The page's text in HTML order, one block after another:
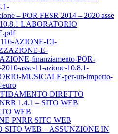
– POR FESR 2014 – 2020 asse
10.8.1 LABORATORIO
116-AZIONE-DI-
E-
finanziamento-POR-
asse-11-azione-10.8.1-
MUSICALE-per-un-importo-
euro
DIRETTO
1.4.1 – SITO WEB
WEB
PNRR SITO WEB
SITO WEB – ASSUNZIONE IN